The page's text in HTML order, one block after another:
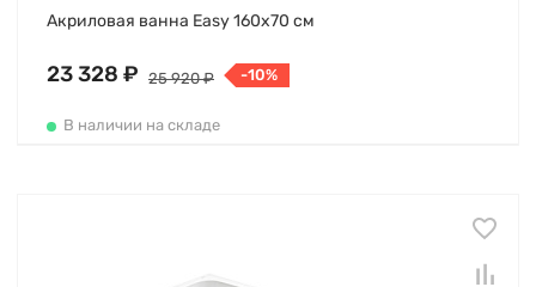
Акриловая ванна Easy 160х70 см
23 328 ₽ 25 920 ₽ -10%
В наличии на складе